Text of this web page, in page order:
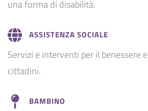
una forma di disabilità.
ASSISTENZA SOCIALE
Servizi e interventi per il benessere
cittadini.
BAMBINO